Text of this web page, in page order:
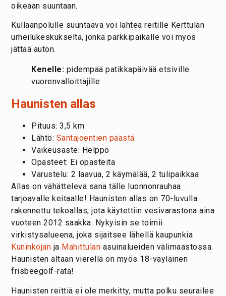
oikeaan suuntaan.
Kullaanpolulle suuntaava voi lähteä reitille Kerttulan
urheilukeskukselta, jonka parkkipaikalle voi myös
jättää auton.
Kenelle: pidempää patikkapäivää etsiville
vuorenvalloittajille
Haunisten allas
Pituus: 3,5 km
Lähtö: Santajoentien päästä
Vaikeusaste: Helppo
Opasteet: Ei opasteita
Varustelu: 2 laavua, 2 käymälää, 2 tulipaikkaa
Allas on vähättelevä sana tälle luonnonrauhaa
tarjoavalle keitaalle! Haunisten allas on 70-luvulla
rakennettu tekoallas, jota käytettiin vesivarastona aina
vuoteen 2012 saakka. Nykyisin se toimii
virkistysalueena, joka sijaitsee lähellä kaupunkia
Kuninkojan ja Mahittulan asuinalueiden välimaastossa.
Haunisten altaan vierellä on myös 18-väyläinen
frisbeegolf-rata!
Haunisten reittiä ei ole merkitty, mutta polku seurailee